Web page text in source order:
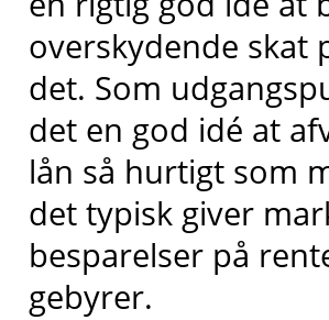
overskydende skat
det. Som
det en god idé at
lån så hurtigt som
det typisk giver
besparelser på
gebyrer.